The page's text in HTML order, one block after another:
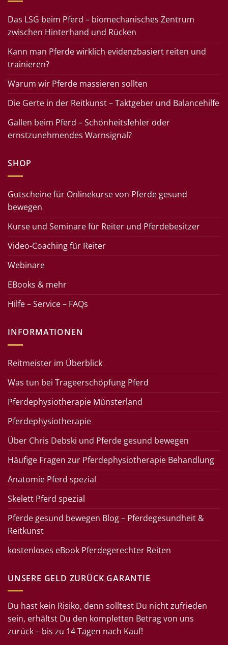
Das LSG beim Pferd – biomechanisches Zentrum
zwischen Hinterhand und Rücken
Kann man Pferde wirklich evidenzbasiert reiten und
trainieren?
Warum wir Pferde massieren sollten
Die Gerte in der Reitkunst – Taktgeber und Balancehilfe
Gallen beim Pferd – Schönheitsfehler oder
ernstzunehmendes Warnsignal?
SHOP
Gutscheine für Onlinekurse von Pferde gesund
bewegen
Kurse und Seminare für Reiter und Pferdebesitzer
Video-Coaching für Reiter
Webinare
EBooks & mehr
Hilfe – Service – FAQs
INFORMATIONEN
Reitmeister im Überblick
Was tun bei Trageerschöpfung Pferd
Pferdephysiotherapie Münsterland
Pferdephysiotherapie
Über Chris Debski und Pferde gesund bewegen
Häufige Fragen zur Pferdephysiotherapie Behandlung
Anatomie Pferd spezial
Skelett Pferd spezial
Pferde gesund bewegen Blog – Pferdegesundheit &
Reitkunst
kostenloses eBook Pferdegerechter Reiten
UNSERE GELD ZURÜCK GARANTIE
Du hast kein Risiko, denn solltest Du nicht zufrieden
sein, erhältst Du den kompletten Betrag von uns
zurück – bis zu 14 Tagen nach Kauf!